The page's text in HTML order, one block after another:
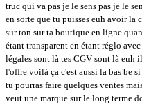
truc qui va pas je le sens pas je le
en sorte que tu puisses euh avoir la
sur ton sur ta boutique en ligne
étant transparent en étant réglo
légales sont là tes CGV sont là
l'offre voilà ça c'est aussi la bas be
tu pourras faire quelques ventes
veut une marque sur le long terme